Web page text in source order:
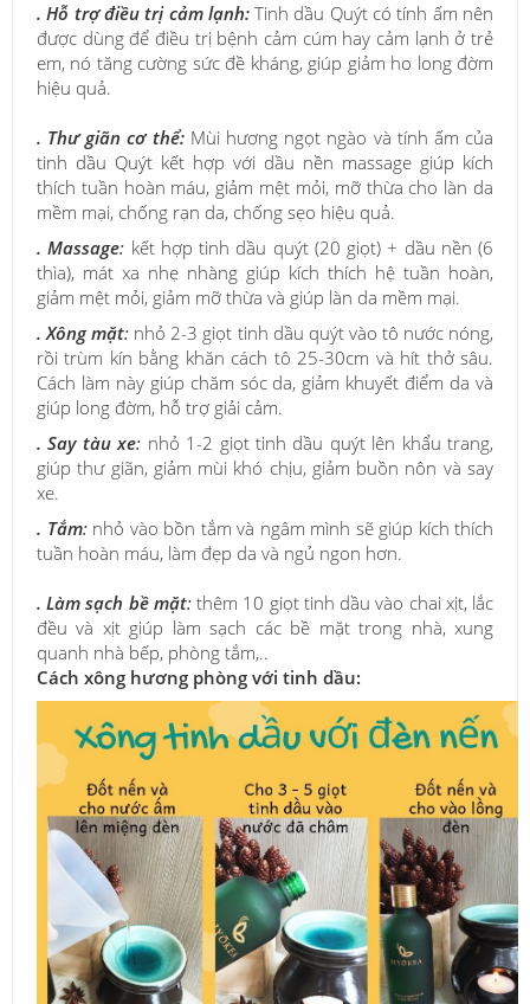
. Hỗ trợ điều trị cảm lạnh:Tinh dầu Quýt có tính ấm nên
được dùng để điều trị bệnh cảm cúm hay cảm lạnh ở trẻ
em, nó tăng cường sức đề kháng, giúp giảm ho long đờm
hiệu quả.
. Thư giãn cơ thể: Mùi hương ngọt ngào và tính ấm của
tinh dầu Quýt kết hợp với dầu nền massage giúp kích
thích tuần hoàn máu, giảm mệt mỏi, mỡ thừa cho làn da
mềm mại, chống rạn da, chống sẹo hiệu quả.
. Massage: kết hợp tinh dầu quýt (20 giọt) + dầu nền (6
thìa), mát xa nhẹ nhàng giúp kích thích hệ tuần hoàn,
giảm mệt mỏi, giảm mỡ thừa và giúp làn da mềm mại.
.Xông mặt: nhỏ 2-3 giọt tinh dầu quýt vào tô nước nóng,
rồi trùm kín bằng khăn cách tô 25-30cm và hít thở sâu.
Cách làm này giúp chăm sóc da, giảm khuyết điểm da và
giúp long đờm, hỗ trợ giải cảm.
. Say tàu xe: nhỏ 1-2 giọt tinh dầu quýt lên khẩu trang,
giúp thư giãn, giảm mùi khó chịu, giảm buồn nôn và say
xe.
. Tắm:nhỏ vào bồn tắm và ngâm mình sẽ giúp kích thích
tuần hoàn máu, làm đẹp da và ngủ ngon hơn.
. Làm sạch bề mặt:thêm 10 giọt tinh dầu vào chai xịt, lắc
đều và xịt giúp làm sạch các bề mặt trong nhà, xung
quanh nhà bếp, phòng tắm,..
Cách xông hương phòng với tinh dầu: